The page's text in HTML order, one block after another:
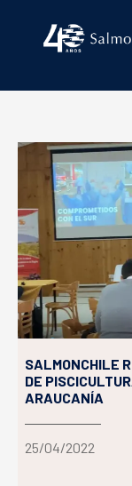
SALMONCHILE
DE
ARAUCANÍA
25/04/2022